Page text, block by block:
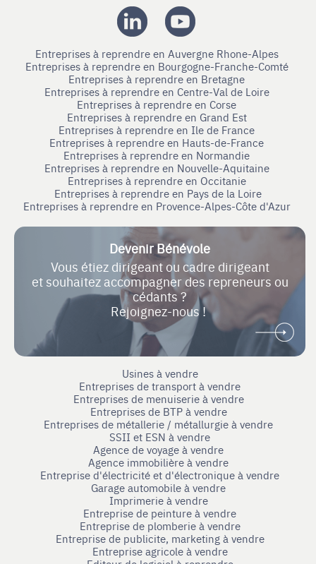
Entreprises à reprendre en Auvergne Rhone-Alpes
Entreprises à reprendre en Bourgogne-Franche-Comté
Entreprises à reprendre en Bretagne
Entreprises à reprendre en Centre-Val de Loire
Entreprises à reprendre en Corse
Entreprises à reprendre en Grand Est
Entreprises à reprendre en Ile de France
Entreprises à reprendre en Hauts-de-France
Entreprises à reprendre en Normandie
Entreprises à reprendre en Nouvelle-Aquitaine
Entreprises à reprendre en Occitanie
Entreprises à reprendre en Pays de la Loire
Entreprises à reprendre en Provence-Alpes-Côte d'Azur
Devenir Bénévole
Vous étiez dirigeant ou cadre dirigeant
et souhaitez accompagner des repreneurs ou
cédants ?
Rejoignez-nous !
Usines à vendre
Entreprises de transport à vendre
Entreprises de menuiserie à vendre
Entreprises de BTP à vendre
Entreprises de métallerie / métallurgie à vendre
SSII et ESN à vendre
Agence de voyage à vendre
Agence immobilière à vendre
Entreprise d'électricité et d'électronique à vendre
Garage automobile à vendre
Imprimerie à vendre
Entreprise de peinture à vendre
Entreprise de plomberie à vendre
Entreprise de publicite, marketing à vendre
Entreprise agricole à vendre